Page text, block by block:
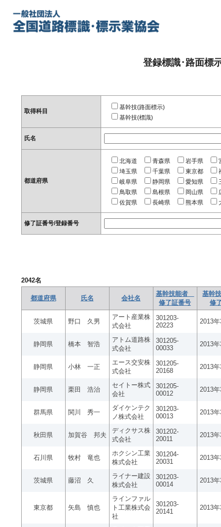
登録標識･路面標
取得科目
基幹技(路面標示)
基幹技(標識)
氏名
都道府県
北海道 青森県 岩手県
埼玉県
千葉県 東京都
岐阜県
静岡県 愛知県
鳥取県
島根県 岡山県
佐賀県
長崎県 熊本県
修了証番号/登録番号
2042名
都道府県 氏名 会社名
基幹技能者
修了証番号
基幹
修
茨城県 野口 久男
アート産業株
式会社
301203-
20223
2013
静岡県 橋本 智浩
アトム道路株
式会社
301205-
00033
2013
静岡県 小林 一正
エース交安株
式会社
301205-
20168
2013
静岡県 栗田 浩治
セイトー株式
会社
301205-
00012
2013
群馬県 関川 秀一
ダイケンテク
ノ株式会社
301203-
00013
2013
秋田県 加賀谷 邦夫
ディクサス株
式会社
301202-
20011
2013
石川県 牧村 竜也
ホクシン工業
株式会社
301204-
20031
2013
茨城県 藤沼 久
ライナー建設
株式会社
301203-
00014
2013
東京都 矢島 慎也
ラインファル
ト工業株式会
社
301203-
20141
2013